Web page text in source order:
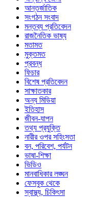
আন্তর্জাতিক
সংগঠন সংবাদ
মন্তব্য প্রতিবেদন
রাজনৈতিক ভাষ্য
মতামত
মুক্তমত
প্রবন্ধ
ফিচার
বিশেষ প্রতিবেদন
সাক্ষাতকার
অন্য মিডিয়া
ইতিহাস
জীবন-যাপন
তথ্য প্রযুক্তি
নারীর ওপর সহিংসতা
বন, পরিবেশ, পর্যটন
ভাষা-শিক্ষা
ভিডিও
মানবাধিকার লঙ্ঘন
ফেসবুক থেকে
স্বাস্থ্য, চিকিৎসা